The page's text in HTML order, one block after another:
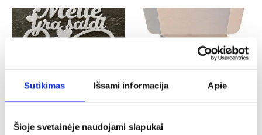
Sutikimas Išsami informacija Apie
Šioje svetainėje naudojami slapukai
Vestuvės Krikštynos